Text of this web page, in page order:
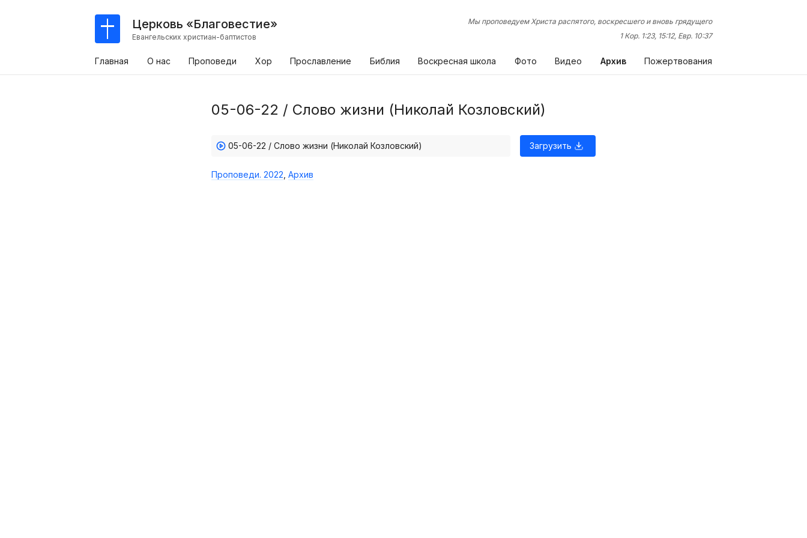
Церковь «Благовестие»
Евангельских христиан-баптистов
Мы проповедуем Христа распятого, воскресшего и вновь грядущего
1 Кор. 1:23, 15:12, Евр. 10:37
Главная О нас Проповеди Хор Прославление Библия Воскресная школа Фото Видео Архив Пожертвования
05-06-22 / Слово жизни (Николай Козловский)
Загрузить
05-06-22 / Слово жизни (Николай Козловский)
Проповеди. 2022 Архив